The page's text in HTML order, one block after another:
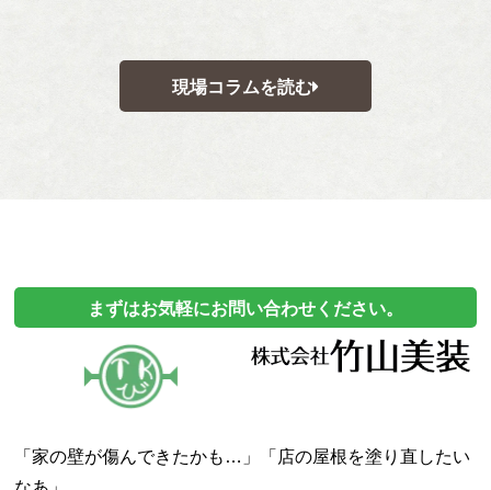
現場コラムを読む
まずはお気軽にお問い合わせください。
「家の壁が傷んできたかも…」「店の屋根を塗り直したい